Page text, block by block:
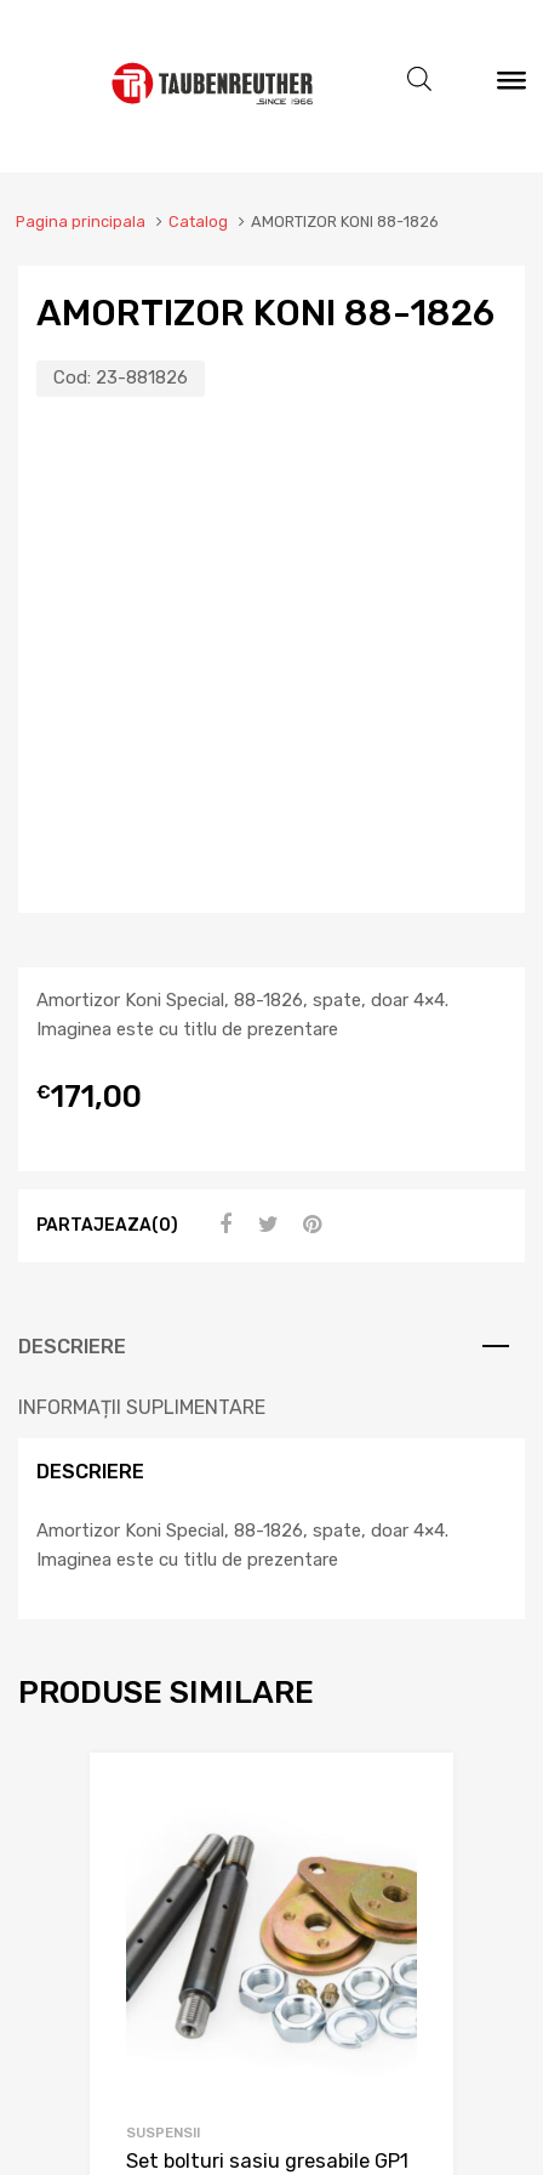
Pagina principala Catalog AMORTIZOR KONI 88-1826
AMORTIZOR KONI 88-1826
Cod: 23-881826
Amortizor Koni Special, 88-1826, spate, doar 4×4.
Imaginea este cu titlu de prezentare
€171,00
PARTAJEAZA(0)
DESCRIERE
INFORMAȚII SUPLIMENTARE
DESCRIERE
Amortizor Koni Special, 88-1826, spate, doar 4×4.
Imaginea este cu titlu de prezentare
PRODUSE SIMILARE
SUSPENSII
Set bolturi sasiu gresabile GP1